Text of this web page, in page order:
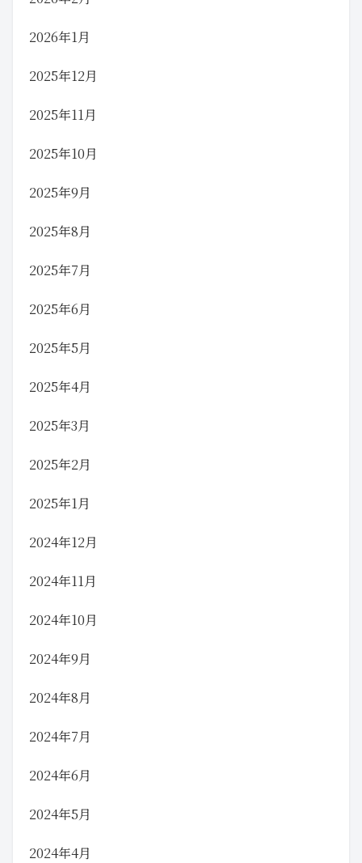
2026年1月
2025年12月
2025年11月
2025年10月
2025年9月
2025年8月
2025年7月
2025年6月
2025年5月
2025年4月
2025年3月
2025年2月
2025年1月
2024年12月
2024年11月
2024年10月
2024年9月
2024年8月
2024年7月
2024年6月
2024年5月
2024年4月